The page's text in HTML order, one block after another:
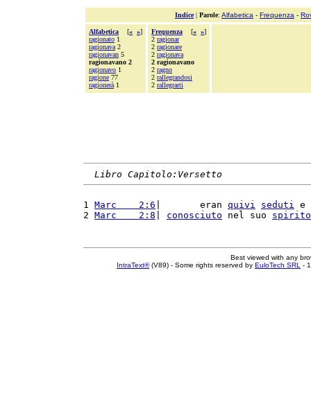
Indice| Parole: Alfabetica - Frequenza -
Alfabetica [« »]
ragionato 1
ragionava 2
ragionavan 5
ragionavano 2
ragionavo 1
ragione 77
ragionerà 1
Frequenza [« »]
2 ragionar
2 ragionare
2 ragionava
2 ragionavano
2 ragno
2 rallegrandosi
2 rallegrarti
Libro Capitolo:Versetto
1 Marc    2:6 |       eran quivi seduti e
2 Marc    2:8 conosciuto nel suo spirito
Best viewed with any
IntraText®(V89) - Some rights reserved by EuloTech SRL -